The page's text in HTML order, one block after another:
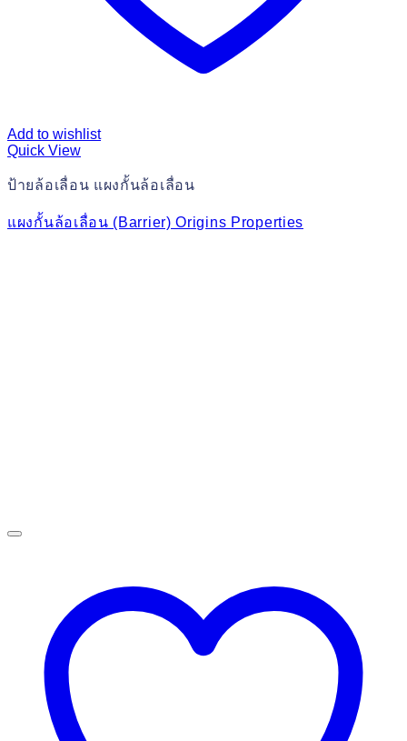
Add to wishlist
Quick View
ป้ายล้อเลื่อน แผงกั้นล้อเลื่อน
แผงกั้นล้อเลื่อน (Barrier) Origins Properties